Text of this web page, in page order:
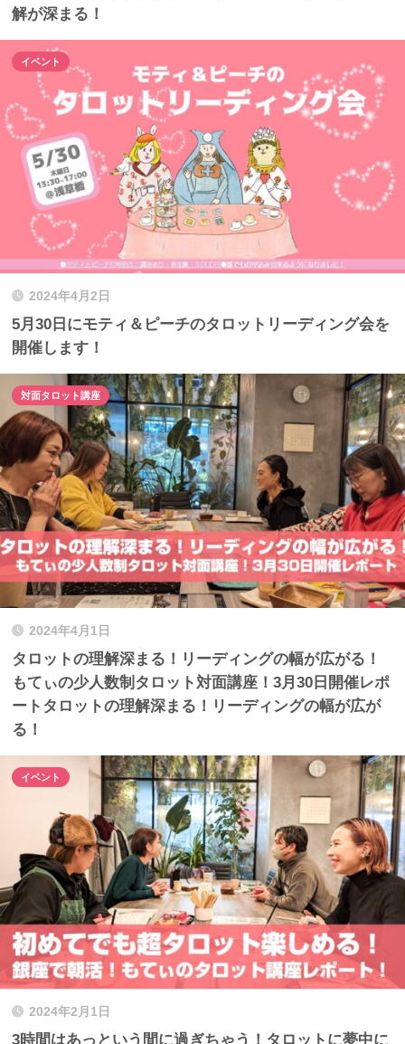
解が深まる！
2024年4月2日
5月30日にモティ＆ピーチのタロットリーディング会を
開催します！
イベント
2024年4月1日
タロットの理解深まる！リーディングの幅が広がる！
もてぃの少人数制タロット対面講座！3月30日開催レポ
ートタロットの理解深まる！リーディングの幅が広が
る！
対面タロット講座
2024年2月1日
3時間はあっという間に過ぎちゃう！タロットに夢中に
イベント